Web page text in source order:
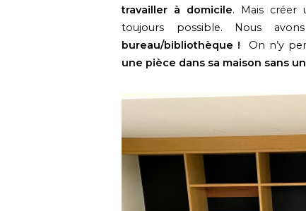
travailler à domicile. Mais créer
toujours possible. Nous
bureau/bibliothèque !
On n’y
une pièce dans sa maison sans